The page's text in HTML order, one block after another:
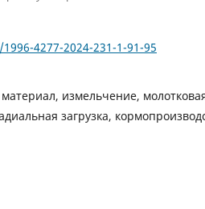
4277-2024-231-1-91-95
измельчение,
загрузка,